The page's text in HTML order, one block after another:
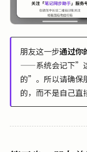
朋友这一步通过你
——系统会记下”
的”。所以请确保
的，而不是自己直